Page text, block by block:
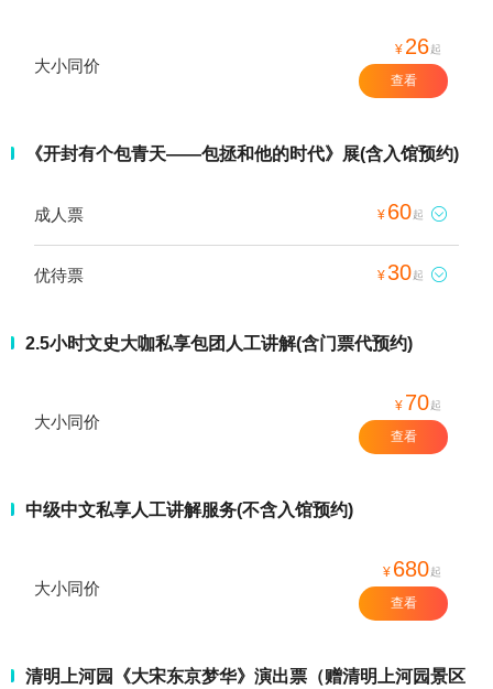
大小同价
¥ 26起
查看
《开封有个包青天——包拯和他的时代》展(含入馆预约)
成人票 ¥ 60起 
优待票 ¥30起 
2.5小时文史大咖私享包团人工讲解(含门票代预约)
大小同价
¥ 70起
查看
中级中文私享人工讲解服务(不含入馆预约)
大小同价
¥ 680起
查看
清明上河园《大宋东京梦华》演出票（赠清明上河园景区